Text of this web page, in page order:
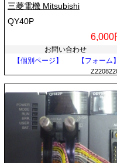
三菱電機 Mitsubishi
QY40P
6,000
お問い合わせ
【個別ページ】
【フォーム】